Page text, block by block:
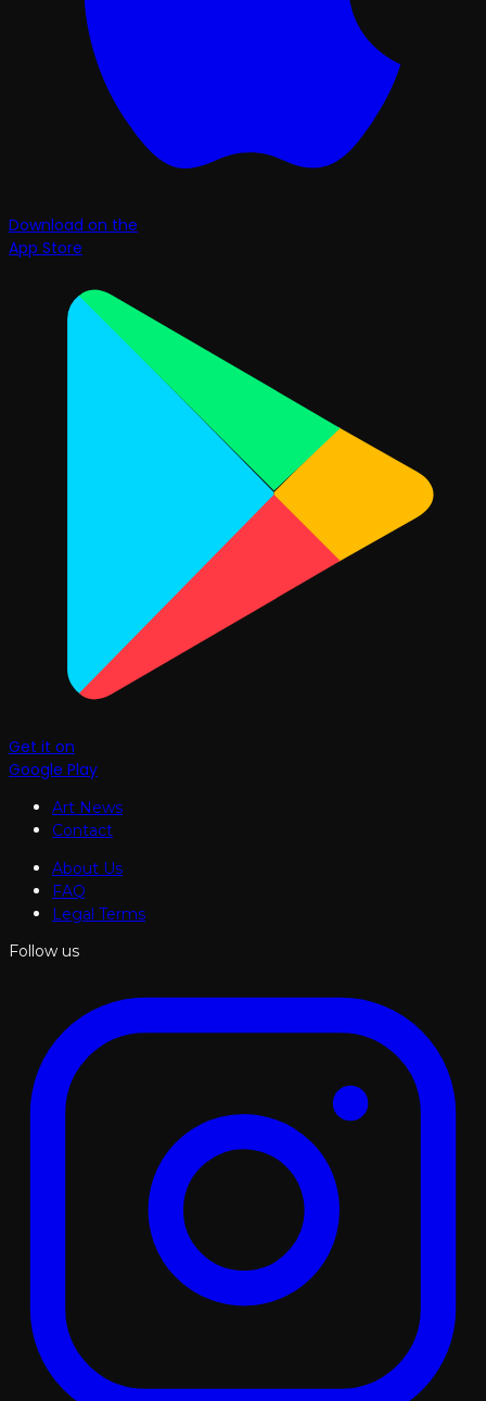
Download on the
App Store
Get it on
Google Play
Art News
Contact
About Us
FAQ
Legal Terms
Follow us